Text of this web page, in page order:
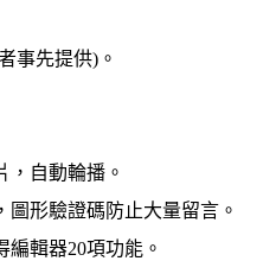
事先提供)。
，自動輪播。
形驗證碼防止大量留言。
輯器20項功能。